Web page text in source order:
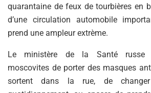
quarantaine de feux de tourbières en
d’une circulation automobile
prend une ampleur extrème.
Le ministère de la Santé russe
moscovites de porter des masques
sortent dans la rue, de changer